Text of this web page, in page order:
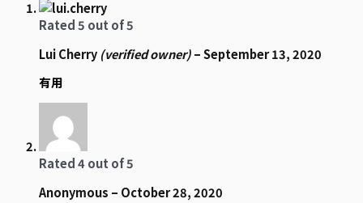
Rated5 out of 5
Lui Cherry (verified owner)–September 13, 2020
有用
Rated4out of 5
Anonymous – October 28, 2020